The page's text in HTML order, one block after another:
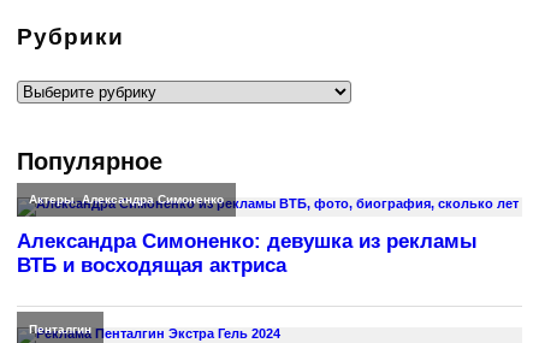
Рубрики
Рубрики
Популярное
Актеры,Александра Симоненко
Александра Симоненко: девушка из рекламы
ВТБ и восходящая актриса
Пенталгин